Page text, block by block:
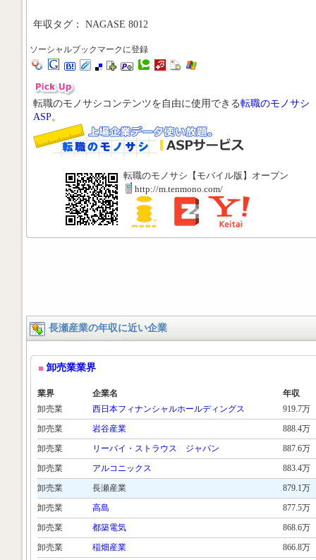
年収タグ： NAGASE 8012
ソーシャルブックマークに登録
転職のモノサシコンテンツを自由に使用できる転職のモノサシ
ASP。
転職のモノサシ【モバイル版】オープン
http://m.tenmono.com/
長瀬産業の年収に近い企業
卸売業業界
業界 企業名
年収
卸売業
西日本フィナンシャルホールディングス
919.7万
卸売業
岩谷産業
888.4万
卸売業
リーバイ・ストラウス ジャパン
887.6万
卸売業
アルコニックス
883.4万
卸売業
長瀬産業
879.1万
卸売業
高島
877.5万
卸売業
都築電気
868.6万
卸売業
稲畑産業
866.8万